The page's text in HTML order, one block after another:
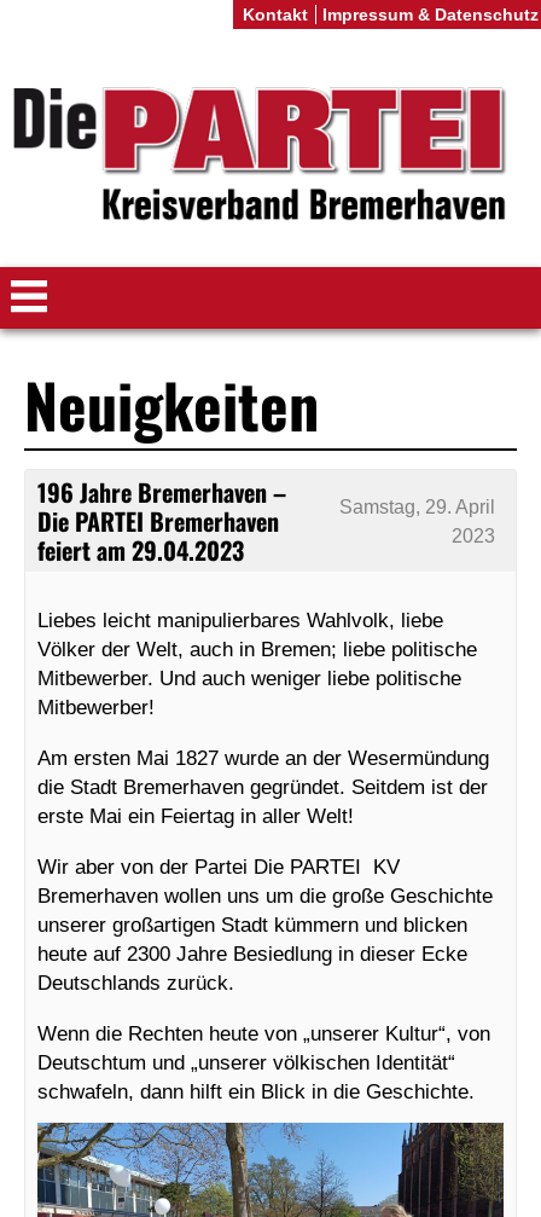
Neuigkeiten
196 Jahre Bremerhaven –
Die PARTEI Bremerhaven
feiert am 29.04.2023
Samstag, 29. April
2023
Liebes leicht manipulierbares Wahlvolk, liebe
Völker der Welt, auch in Bremen; liebe politische
Mitbewerber. Und auch weniger liebe politische
Mitbewerber!
Am ersten Mai 1827 wurde an der Wesermündung
die Stadt Bremerhaven gegründet. Seitdem ist der
erste Mai ein Feiertag in aller Welt!
Wir aber von der Partei Die PARTEI KV
Bremerhaven wollen uns um die große Geschichte
unserer großartigen Stadt kümmern und blicken
heute auf 2300 Jahre Besiedlung in dieser Ecke
Deutschlands zurück.
Wenn die Rechten heute von „unserer Kultur“, von
Deutschtum und „unserer völkischen Identität“
schwafeln, dann hilft ein Blick in die Geschichte.
Kontakt Impressum & Datenschutz